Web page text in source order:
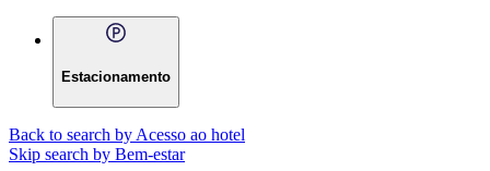
Estacionamento
Back to search by Acesso ao hotel
Skip search by Bem-estar